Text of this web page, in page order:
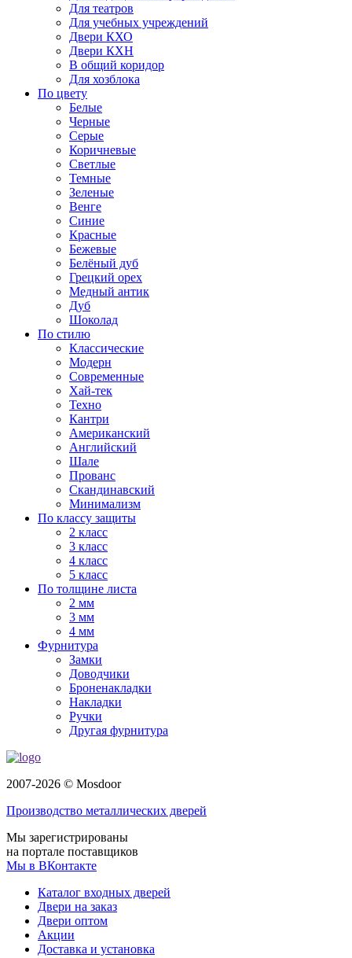
Для театров
Для учебных учреждений
Двери КХО
Двери КХН
В общий коридор
Для хозблока
По цвету
Белые
Черные
Серые
Коричневые
Светлые
Темные
Зеленые
Венге
Синие
Красные
Бежевые
Белёный дуб
Грецкий орех
Медный антик
Дуб
Шоколад
По стилю
Классические
Модерн
Современные
Хай-тек
Техно
Кантри
Американский
Английский
Шале
Прованс
Скандинавский
Минимализм
По классу защиты
2 класс
3 класс
4 класс
5 класс
По толщине листа
2 мм
3 мм
4 мм
Фурнитура
Замки
Доводчики
Броненакладки
Накладки
Ручки
Другая фурнитура
2007-2026 © Mosdoor
Производство металлических дверей
Мы зарегистрированы
на портале поставщиков
Мы в ВКонтакте
Каталог входных дверей
Двери на заказ
Двери оптом
Акции
Доставка и установка